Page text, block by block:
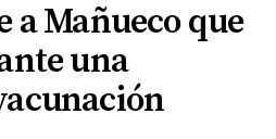
a Mañueco que
una